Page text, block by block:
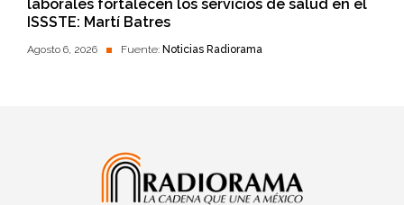
laborales fortalecen los servicios de salud en el
ISSSTE: Martí Batres
Agosto 6, 2026 Fuente: Noticias Radiorama